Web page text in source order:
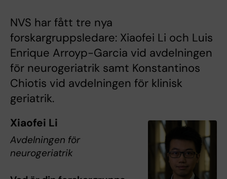
NVS har fått tre nya
forskargruppsledare: Xiaofei Li och Luis
Enrique Arroyp-Garcia vid avdelningen
för neurogeriatrik samt Konstantinos
Chiotis vid avdelningen för klinisk
geriatrik.
Xiaofei Li
Avdelningen för
neurogeriatrik